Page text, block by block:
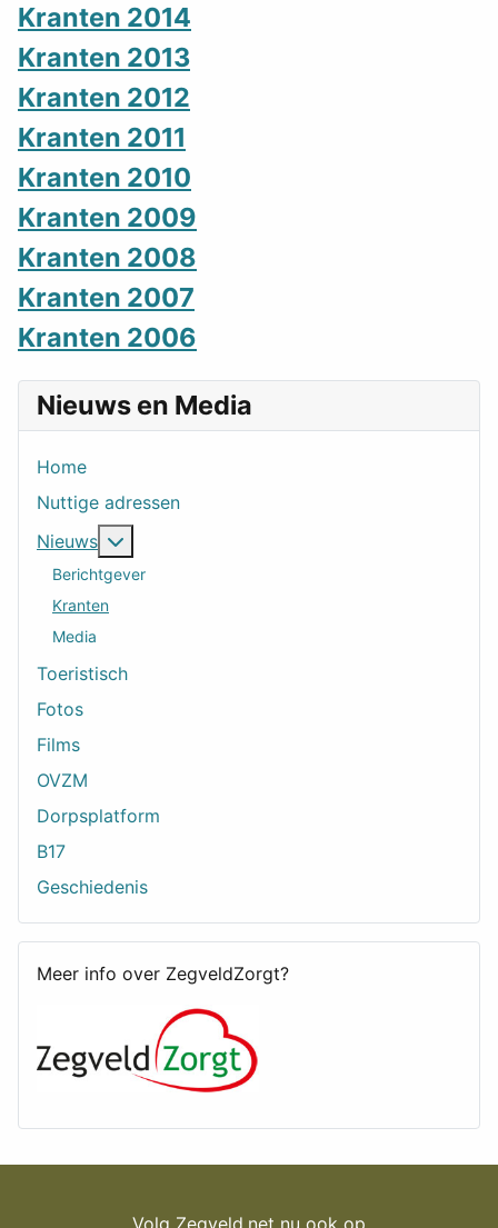
Nieuws en Media
Home
Nuttige adressen
Nieuws
Berichtgever
Kranten
Media
Toeristisch
Fotos
Films
OVZM
Dorpsplatform
B17
Geschiedenis
Meer info over ZegveldZorgt?
Kranten 2014
Kranten 2013
Kranten 2012
Kranten 2011
Kranten 2010
Kranten 2009
Kranten 2008
Kranten 2007
Kranten 2006